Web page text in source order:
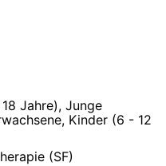
Jahre), Junge
Kinder (6 - 12
(SF)